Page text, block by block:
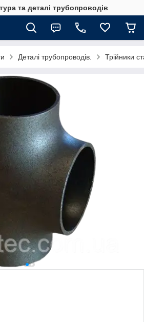
та деталі трубопроводів
Деталі трубопроводів. Трійники